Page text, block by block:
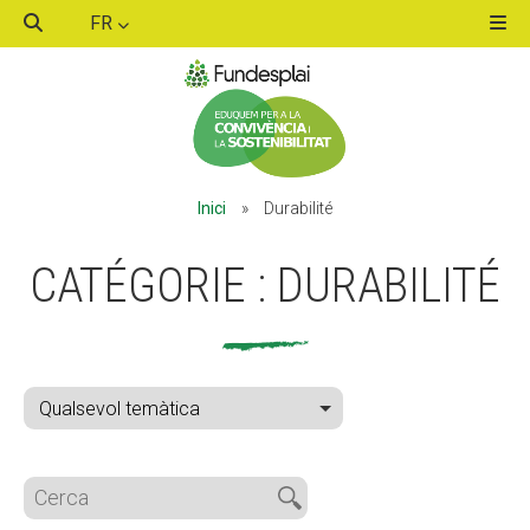
FR
Inici » Durabilité
CATÉGORIE : DURABILITÉ
ACTIVITATS D'ESTIU
ALBERG CENTRE ESPLAI
FORMACIÓ